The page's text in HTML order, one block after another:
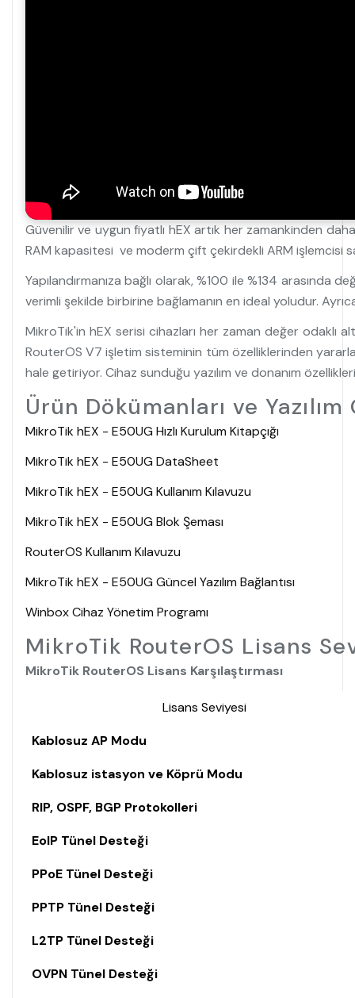
Güvenilir ve uygun fiyatlı hEX artık her zamankinden
RAM kapasitesi ve moderm çift çekirdekli ARM işlemcisi
Yapılandırmanıza bağlı olarak, %100 ile %134
verimli şekilde birbirine bağlamanın en ideal yoludur.
MikroTik'in hEX serisi cihazları her zaman değer odaklı
RouterOS V7 işletim sisteminin tüm özelliklerinden
hale getiriyor. Cihaz sunduğu yazılım ve donanım
Ürün Dökümanları ve
MikroTik hEX - E50UG Hızlı Kurulum Kitapçığı
MikroTik hEX - E50UG DataSheet
MikroTik hEX - E50UG Kullanım Kılavuzu
MikroTik hEX - E50UG Blok Şeması
RouterOS Kullanım Kılavuzu
MikroTik hEX - E50UG Güncel Yazılım Bağlantısı
Winbox Cihaz Yönetim Programı
MikroTik RouterOS Lisans
MikroTik RouterOS Lisans Karşılaştırması
Lisans Seviyesi
Kablosuz AP Modu
Kablosuz istasyon ve Köprü Modu
RIP, OSPF, BGP Protokolleri
EoIP Tünel Desteği
PPoE Tünel Desteği
PPTP Tünel Desteği
L2TP Tünel Desteği
OVPN Tünel Desteği